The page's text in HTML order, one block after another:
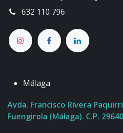
632 110 796
Málaga
Avda. Francisco Rivera
Fuengirola (Málaga). C.P. 29640